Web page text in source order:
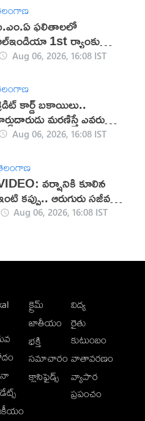
ఫలితాలలో
1st ర్యాంకు
మాస్టర్‌మైండ్స్
Aug 06, 2026, 16:08 IST
కార్డ్ బకాయిలు..
మరణిస్తే ఎవరు
Aug 06, 2026, 16:08 IST
వర్షానికి కూలిన
కప్పు.. ఆరుగురు సజీవ
సమాధి!
Aug 06, 2026, 16:08 IST
క్రైమ్
జాతీయం
భక్తి
సమాచారం
క్లాసిఫైడ్స్
విద్య
రైతు
కుటుంబం
వాతావరణం
వ్యాపార
ప్రపంచం